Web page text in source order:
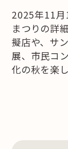
2025年11月
まつりの詳
擬店や、サ
展、市民コ
化の秋を楽